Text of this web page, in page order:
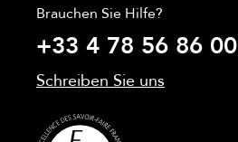
Brauchen Sie Hilfe?
+33 4 78 56 86 00
Schreiben Sie uns